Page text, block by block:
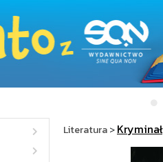
Literatura>Kryminał